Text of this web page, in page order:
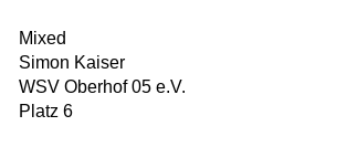
Mixed
Simon Kaiser
WSV Oberhof 05 e.V.
Platz 6